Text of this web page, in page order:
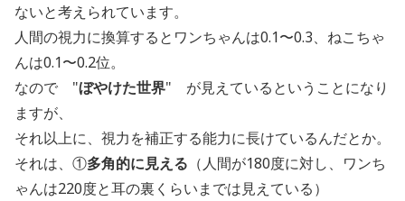
ないと考えられています。
人間の視力に換算するとワンちゃんは0.1〜0.3、ねこちゃ
んは0.1〜0.2位。
なので "ぼやけた世界" が見えているということになり
ますが、
それ以上に、視力を補正する能力に長けているんだとか。
それは、①多角的に見える （人間が180度に対し、ワンち
ゃんは220度と耳の裏くらいまでは見えている）